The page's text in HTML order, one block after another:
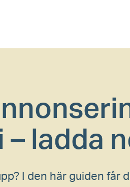
ladda
I den här guiden